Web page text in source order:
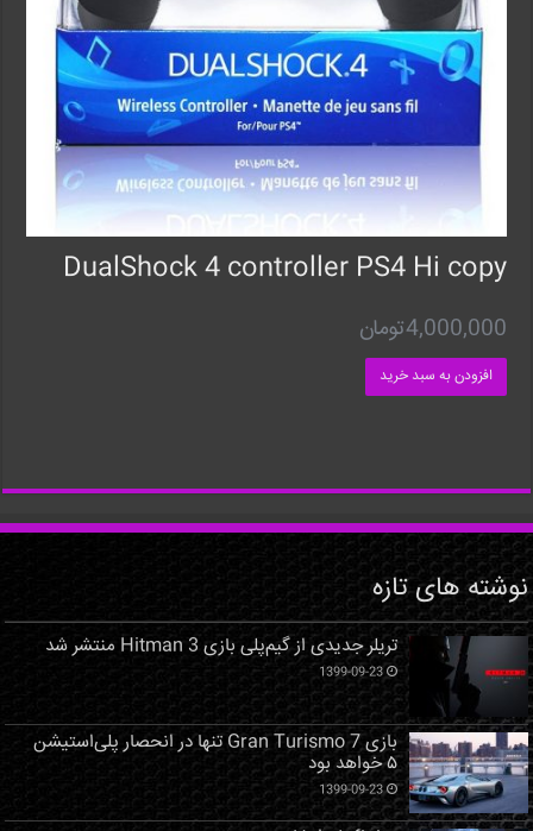
DualShock 4 controller PS4 Hi copy
4,000,000تومان
افزودن به سبد خرید
نوشته های تازه
تریلر جدیدی از گیم‌پلی بازی Hitman 3 منتشر شد
1399-09-23
بازی Gran Turismo 7 تنها در انحصار پلی‌استیشن
۵ خواهد بود
1399-09-23